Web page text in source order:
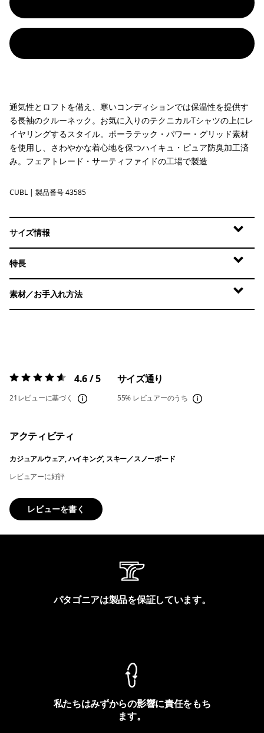
通気性とロフトを備え、寒いコンディションでは保温性を提供す
る長袖のクルーネック。お気に入りのテクニカルTシャツの上にレ
イヤリングするスタイル。ポーラテック・パワー・グリッド素材
を使用し、さわやかな着心地を保つハイキュ・ピュア防臭加工済
み。フェアトレード・サーティファイドの工場で製造
Current Blue
CUBL | 製品番号 43585
サイズ情報
特長
素材／お手入れ方法
評価:4.6 / 5 4.6 / 5
21レビューに基づく
サイズ通り
55% レビュアーのうち
アクティビティ
カジュアルウェア, ハイキング, スキー／スノーボード
レビュアーに好評
レビューを書く
パタゴニアは製品を保証しています。
私たちはみずからの影響に責任をもち
ます。